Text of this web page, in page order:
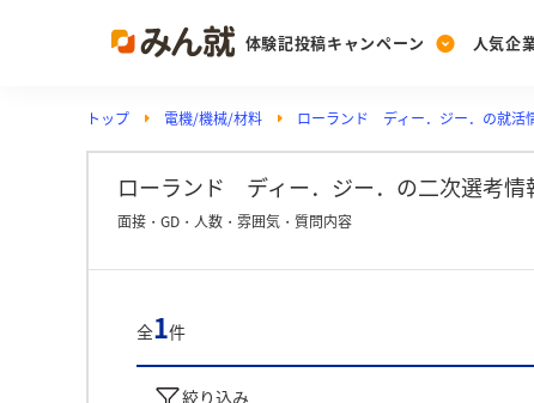
体験記投稿キャンペーン
Post
投稿する
人気企
Ranking
ランキングを見る
Vote
PickUp
注目の企業特集
トップ 電機/機械/材料 ローランド ディー．ジー．の就活
ローランド ディー．ジー．の二次選考情
面接・GD・人数・雰囲気・質問内容
全1件
絞り込み